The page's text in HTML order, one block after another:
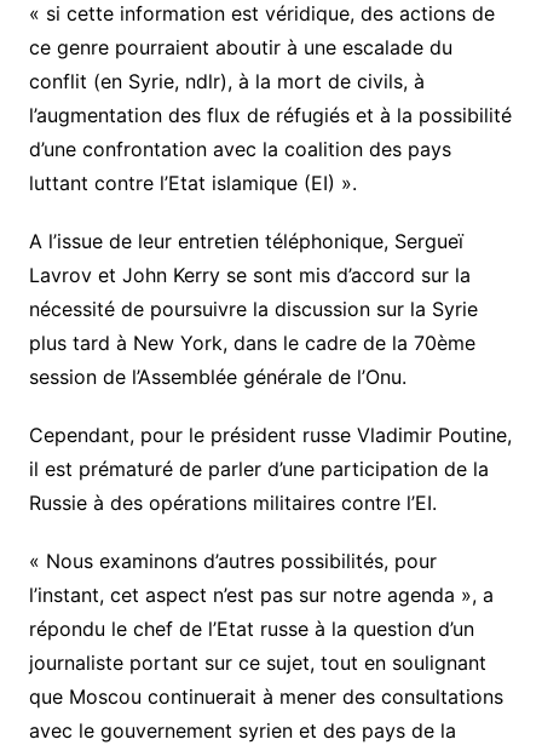
« si cette information est véridique, des actions de
ce genre pourraient aboutir à une escalade du
conflit (en Syrie, ndlr), à la mort de civils, à
l’augmentation des flux de réfugiés et à la possibilité
d’une confrontation avec la coalition des pays
luttant contre l’Etat islamique (EI) ».
A l’issue de leur entretien téléphonique, Sergueï
Lavrov et John Kerry se sont mis d’accord sur la
nécessité de poursuivre la discussion sur la Syrie
plus tard à New York, dans le cadre de la 70ème
session de l’Assemblée générale de l’Onu.
Cependant, pour le président russe Vladimir Poutine,
il est prématuré de parler d’une participation de la
Russie à des opérations militaires contre l’EI.
« Nous examinons d’autres possibilités, pour
l’instant, cet aspect n’est pas sur notre agenda », a
répondu le chef de l’Etat russe à la question d’un
journaliste portant sur ce sujet, tout en soulignant
que Moscou continuerait à mener des consultations
avec le gouvernement syrien et des pays de la